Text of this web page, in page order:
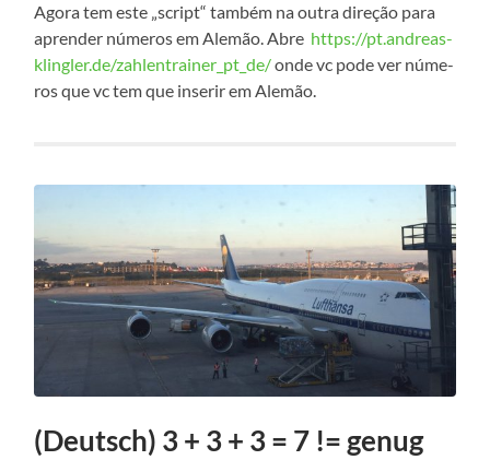
Ago­ra tem este „script“ tam­bém na outra dire­ção para
apren­der núme­ros em Ale­mão. Abre https://pt.andreas-
klingler.de/zahlentrainer_pt_de/onde vc pode ver núme­
ros que vc tem que inser­ir em Alemão.
(Deutsch) 3 + 3 + 3 = 7 != genug